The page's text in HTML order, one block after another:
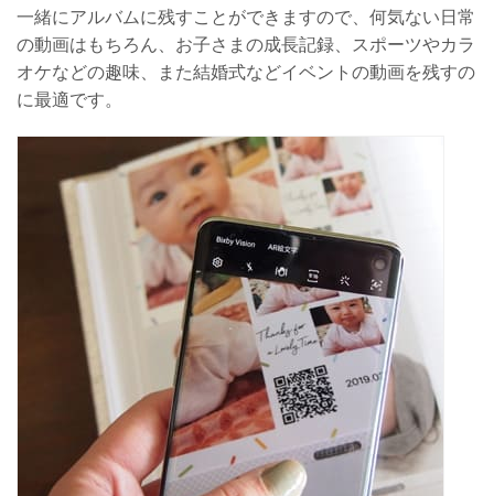
一緒にアルバムに残すことができますので、何気ない日常
の動画はもちろん、お子さまの成長記録、スポーツやカラ
オケなどの趣味、また結婚式などイベントの動画を残すの
に最適です。